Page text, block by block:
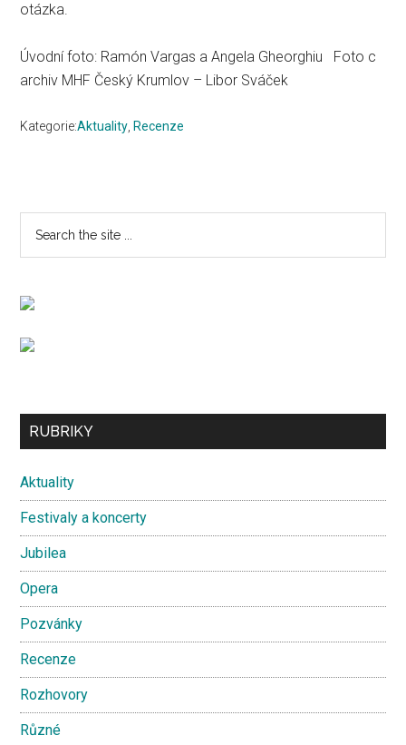
otázka.
Úvodní foto: Ramón Vargas a Angela Gheorghiu Foto c
archiv MHF Český Krumlov – Libor Sváček
Kategorie:Aktuality Recenze
Primary
Sidebar
...
Secondary
RUBRIKY
Aktuality
Festivaly a koncerty
Jubilea
Opera
Pozvánky
Recenze
Rozhovory
Různé